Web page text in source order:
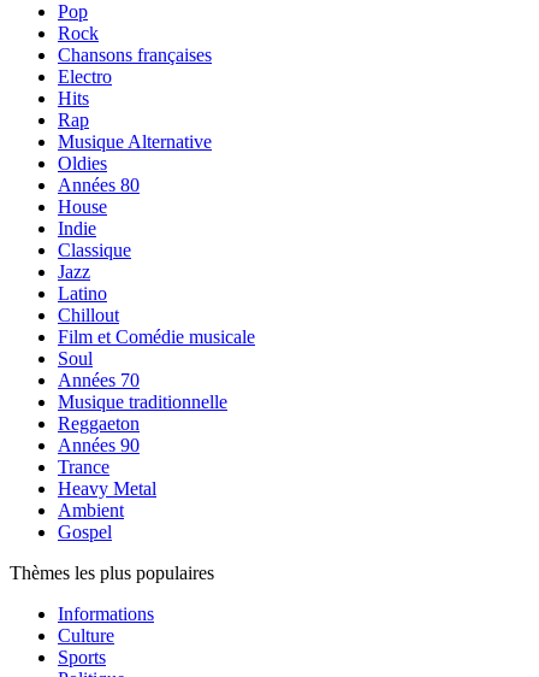
Pop
Rock
Chansons françaises
Electro
Hits
Rap
Musique Alternative
Oldies
Années 80
House
Indie
Classique
Jazz
Latino
Chillout
Film et Comédie musicale
Soul
Années 70
Musique traditionnelle
Reggaeton
Années 90
Trance
Heavy Metal
Ambient
Gospel
Thèmes les plus populaires
Informations
Culture
Sports